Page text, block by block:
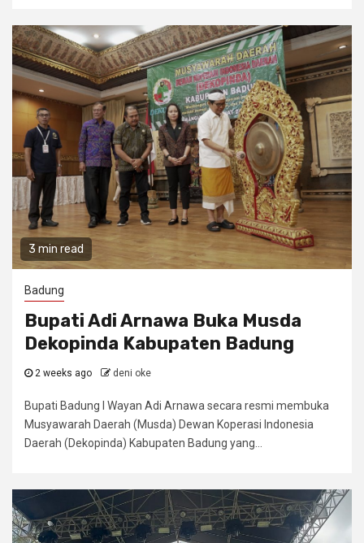
3 min read
Badung
Bupati Adi Arnawa Buka Musda
Dekopinda Kabupaten Badung
2 weeks ago deni oke
Bupati Badung I Wayan Adi Arnawa secara resmi membuka
Musyawarah Daerah (Musda) Dewan Koperasi Indonesia
Daerah (Dekopinda) Kabupaten Badung yang...